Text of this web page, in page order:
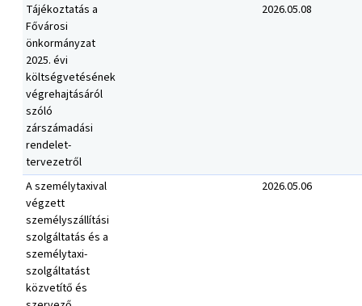
Tájékoztatás a
Fővárosi
önkormányzat
2025. évi
költségvetésének
végrehajtásáról
szóló
zárszámadási
rendelet-
tervezetről
2026.05.08
A személytaxival
végzett
személyszállítási
szolgáltatás és a
személytaxi-
szolgáltatást
közvetítő és
2026.05.06